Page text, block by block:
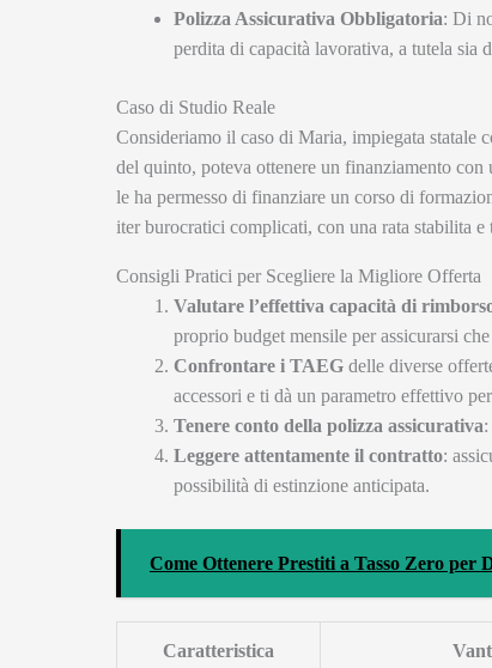
Polizza Assicurativa Obbligatoria: Di
perdita di capacità lavorativa, a tutela sia
Caso di Studio Reale
Consideriamo il caso di Maria, impiegata statale
del quinto, poteva ottenere un finanziamento
le ha permesso di finanziare un corso di
iter burocratici complicati, con una rata stabilita e
Consigli Pratici per Scegliere la Migliore Offerta
Valutare l’effettiva capacità di
proprio budget mensile per assicurarsi
Confrontare i TAEG delle diverse
accessori e ti dà un parametro effettivo
Tenere conto della polizza assicurativa
Leggere attentamente il contratto:
possibilità di estinzione anticipata.
Come Ottenere Prestiti a Tasso Zero per
Caratteristica